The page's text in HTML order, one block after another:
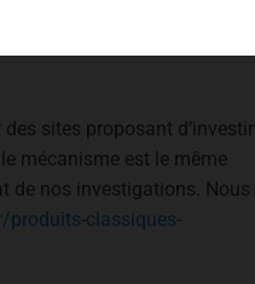
sites proposant d’investir
mécanisme est le même
de nos investigations. Nous
classiques-